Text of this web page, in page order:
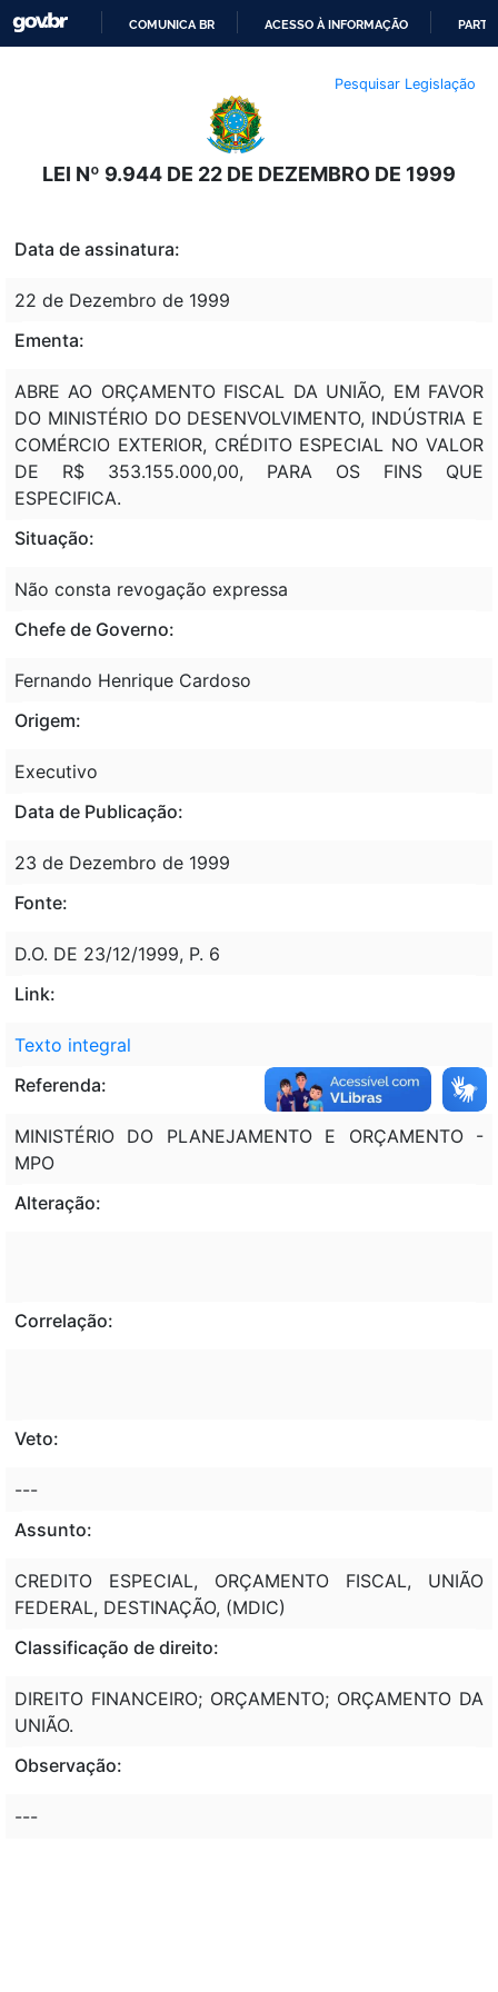
O
CONTEÚDO
COMUNICA BR ACESSO À INFORMAÇÃO
Pesquisar Legislação
LEI Nº 9.944 DE 22 DE DEZEMBRO DE 1999
Data de assinatura:
22 de Dezembro de 1999
Ementa:
ABRE AO ORÇAMENTO FISCAL DA UNIÃO, EM FAVOR
DO MINISTÉRIO DO DESENVOLVIMENTO, INDÚSTRIA E
COMÉRCIO EXTERIOR, CRÉDITO ESPECIAL NO VALOR
DE R$ 353.155.000,00, PARA OS FINS QUE
ESPECIFICA.
Situação:
Não consta revogação expressa
Chefe de Governo:
Fernando Henrique Cardoso
Origem:
Executivo
Data de Publicação:
23 de Dezembro de 1999
Fonte:
D.O. DE 23/12/1999, P. 6
Link:
Texto integral
Referenda:
MINISTÉRIO DO PLANEJAMENTO E ORÇAMENTO -
MPO
Alteração:
Correlação:
Veto:
---
Assunto:
CREDITO ESPECIAL, ORÇAMENTO FISCAL, UNIÃO
FEDERAL, DESTINAÇÃO, (MDIC)
Classificação de direito:
DIREITO FINANCEIRO; ORÇAMENTO; ORÇAMENTO DA
UNIÃO.
Observação:
---